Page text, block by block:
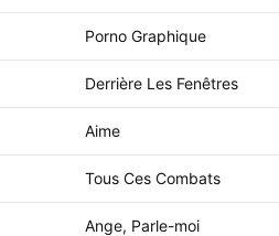
Porno Graphique
Derrière Les Fenêtres
Aime
Tous Ces Combats
Ange, Parle-moi